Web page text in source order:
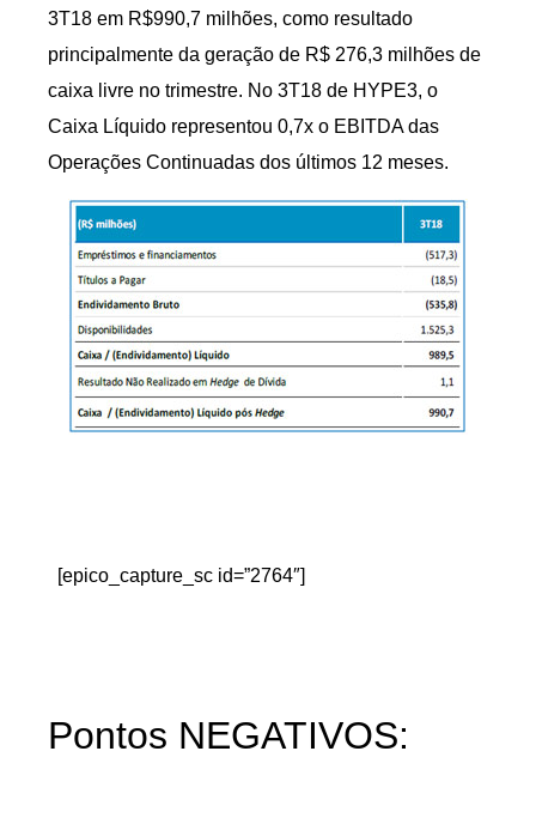
3T18 em R$990,7 milhões, como resultado
principalmente da geração de R$ 276,3 milhões de
caixa livre no trimestre. No 3T18 de HYPE3, o
Caixa Líquido representou 0,7x o EBITDA das
Operações Continuadas dos últimos 12 meses.
[epico_capture_sc id=”2764″]
Pontos NEGATIVOS: